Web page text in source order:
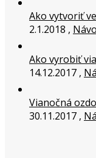
Ako vytvoriť
2.1.2018 ,
Ako vyrobiť
14.12.2017 ,
Vianočná
30.11.2017 ,